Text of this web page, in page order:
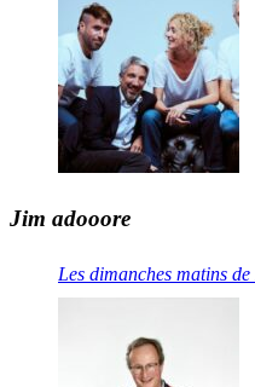
Jim adooore
Les dimanches matins